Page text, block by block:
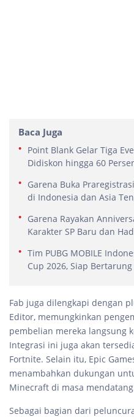
Baca Juga
Point Blank Gelar Tiga
Didiskon hingga 60
Garena Buka
di Indonesia dan Asia
Garena Rayakan
Karakter SP Baru dan
Tim PUBG MOBILE
Cup 2026, Siap
Fab juga dilengkapi dengan
Editor, memungkinkan
pembelian mereka langsung
Integrasi ini juga akan
Fortnite. Selain itu, Epic
menambahkan dukungan
Minecraft di masa
Sebagai bagian dari